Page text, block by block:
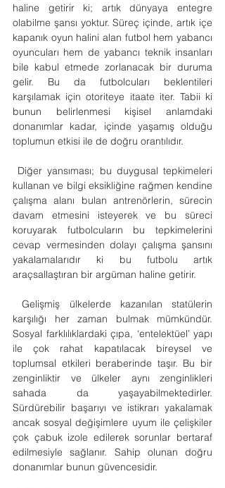
haline getirir ki; artık dünyaya entegre
olabilme şansı yoktur. Süreç içinde, artık içe
kapanık oyun halini alan futbol hem yabancı
oyuncuları hem de yabancı teknik insanları
bile kabul etmede zorlanacak bir duruma
gelir. Bu da futbolcuları beklentileri
karşılamak için otoriteye itaate iter. Tabii ki
bunun belirlenmesi kişisel anlamdaki
donanımlar kadar, içinde yaşamış olduğu
toplumun etkisi ile de doğru orantılıdır.
Diğer yansıması; bu duygusal tepkimeleri
kullanan ve bilgi eksikliğine rağmen kendine
çalışma alanı bulan antrenörlerin, sürecin
davam etmesini isteyerek ve bu süreci
koruyarak futbolcuların bu tepkimelerini
cevap vermesinden dolayı çalışma şansını
yakalamalarıdır ki bu futbolu artık
araçsallaştıran bir argüman haline getirir.
Gelişmiş ülkelerde kazanılan statülerin
karşılığı her zaman bulmak mümkündür.
Sosyal farklılıklardaki çıpa, ‘entelektüel’ yapı
ile çok rahat kapatılacak bireysel ve
toplumsal etkileri beraberinde taşır. Bu bir
zenginliktir ve ülkeler aynı zenginlikleri
sahada da yaşayabilmektedirler.
Sürdürebilir başarıyı ve istikrarı yakalamak
ancak sosyal değişimlere uyum ile çelişkiler
çok çabuk izole edilerek sorunlar bertaraf
edilmesiyle sağlanır. Sahip olunan doğru
donanımlar bunun güvencesidir.